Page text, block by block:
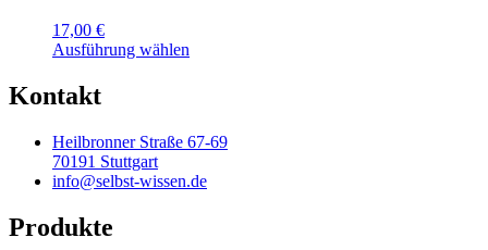
17,00 €
Ausführung wählen
auf.
Optionen
Kontakt
Heilbronner Straße 67-69
70191 Stuttgart
info@selbst-wissen.de
Produkte